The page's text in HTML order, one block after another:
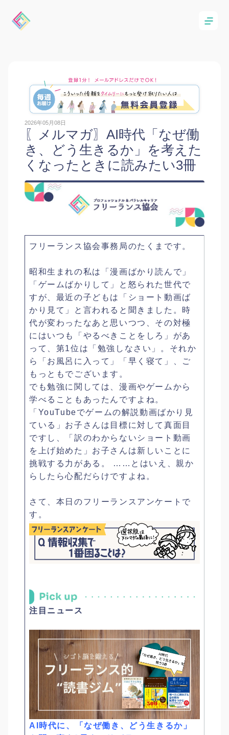
2026年05月08日
〖メルマガ〗AI時代「なぜ働
き、どう生きるか」を考えた
くなったときに読みたい3冊
フリーランス協会事務局のたくまです。
昭和生まれの私は「漫画ばかり読んで」
「ゲームばかりして」と怒られた世代で
すが、最近の子どもは「ショート動画ば
かり見て」と言われると聞きました。時
代が変わったなあと思いつつ、その対極
にはいつも「やるべきことをしろ」があ
って、第1位は「勉強しなさい」。それか
ら「お風呂に入って」「早く寝て」、ご
もっともでございます。
でも勉強に関しては、漫画やゲームから
学べることもあったんですよね。
「YouTubeでゲームの解説動画ばかり見
ている」お子さんは目標に対して真面目
ですし、「訳のわからないショート動画
を上げ始めた」お子さんは新しいことに
挑戦する力がある。 ……とはいえ、親か
らしたら心配だらけですよね。
さて、本日のフリーランスアンケートで
す。
注目ニュース
AI時代に、「なぜ働き、どう生きるか」